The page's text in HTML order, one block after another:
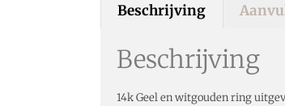
Beschrijving
Beschrijving
14k Geel en witgouden ring